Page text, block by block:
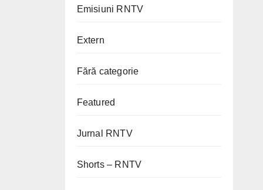
Emisiuni RNTV
Extern
Fără categorie
Featured
Jurnal RNTV
Shorts – RNTV